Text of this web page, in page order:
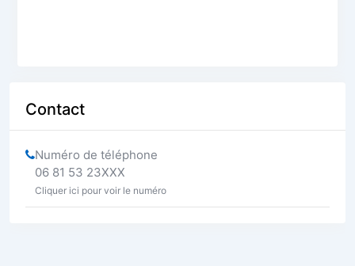
Contact
Numéro de téléphone
06 81 53 23XXX
Cliquer ici pour voir le numéro